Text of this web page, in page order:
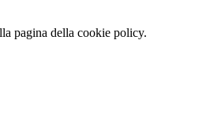
pagina della cookie policy.